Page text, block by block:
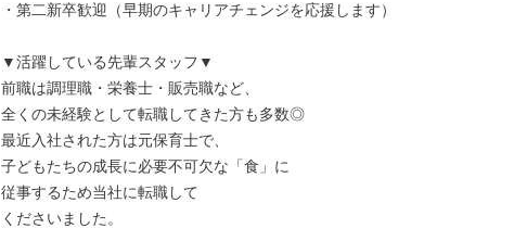
・第二新卒歓迎（早期のキャリアチェンジを応援します）
▼活躍している先輩スタッフ▼
前職は調理職・栄養士・販売職など、
全くの未経験として転職してきた方も多数◎
最近入社された方は元保育士で、
子どもたちの成長に必要不可欠な「食」に
従事するため当社に転職して
くださいました。